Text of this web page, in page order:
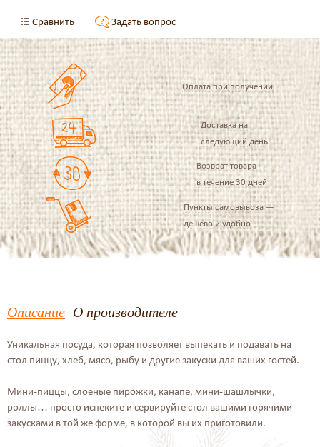
Сравнить Задать вопрос
Оплата при получении
Доставка на
следующий день
Возврат товара
в течение 30 дней
Пункты самовывоза —
дешево и удобно
Описание О производителе
Уникальная посуда, которая позволяет выпекать и подавать на
стол пиццу, хлеб, мясо, рыбу и другие закуски для ваших гостей.
Мини-пиццы, слоеные пирожки, канапе, мини-шашлычки,
роллы… просто испеките и сервируйте стол вашими горячими
закусками в той же форме, в которой вы их приготовили.